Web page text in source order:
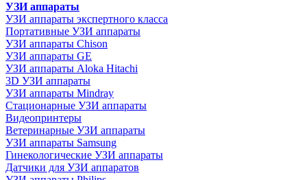
УЗИ аппараты
УЗИ аппараты экспертного класса
Портативные УЗИ аппараты
УЗИ аппараты Chison
УЗИ аппараты GE
УЗИ аппараты Aloka Hitachi
3D УЗИ аппараты
УЗИ аппараты Mindray
Стационарные УЗИ аппараты
Видеопринтеры
Ветеринарные УЗИ аппараты
УЗИ аппараты Samsung
Гинекологические УЗИ аппараты
Датчики для УЗИ аппаратов